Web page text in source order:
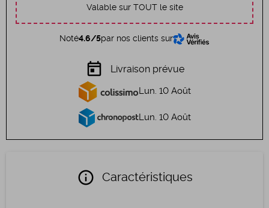
Valable sur TOUT le site
Noté4.6/5par nos clients sur
today Livraison prévue
Lun. 10 Août
Lun. 10 Août
info Caractéristiques